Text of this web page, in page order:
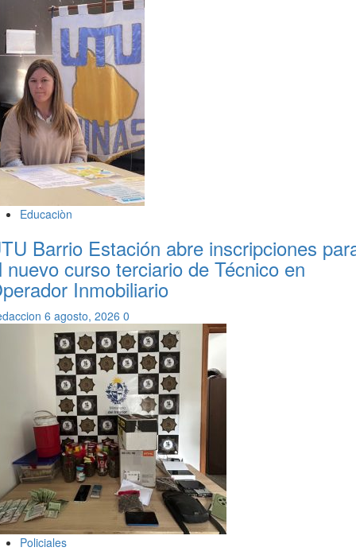
Educaciòn
Barrio Estación abre inscripciones
nuevo curso terciario de Técnico en
Inmobiliario
6 agosto, 2026 0
Policiales